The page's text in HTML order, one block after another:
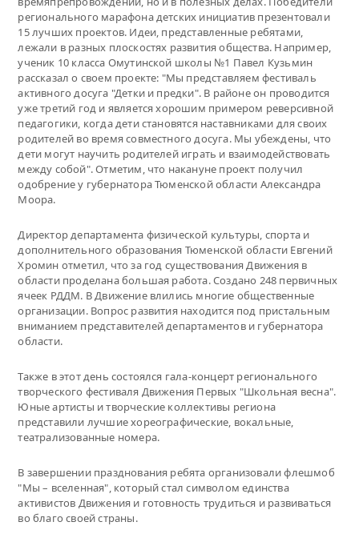
регионального марафона детских инициатив презентовали
15 лучших проектов. Идеи, представленные ребятами,
лежали в разных плоскостях развития общества. Например,
ученик 10 класса Омутинской школы №1 Павел Кузьмин
рассказал о своем проекте: "Мы представляем фестиваль
активного досуга "Детки и предки". В районе он проводится
уже третий год и является хорошим примером реверсивной
педагогики, когда дети становятся наставниками для своих
родителей во время совместного досуга. Мы убеждены, что
дети могут научить родителей играть и взаимодействовать
между собой". Отметим, что накануне проект получил
одобрение у губернатора Тюменской области Александра
Моора.
Директор департамента физической культуры, спорта и
дополнительного образования Тюменской области Евгений
Хромин отметил, что за год существования Движения в
области проделана большая работа. Создано 248 первичных
ячеек РДДМ. В Движение влились многие общественные
организации. Вопрос развития находится под пристальным
вниманием представителей департаментов и губернатора
области.
Также в этот день состоялся гала-концерт регионального
творческого фестиваля Движения Первых "Школьная весна".
Юные артисты и творческие коллективы региона
представили лучшие хореографические, вокальные,
театрализованные номера.
В завершении празднования ребята организовали флешмоб
"Мы – вселенная", который стал символом единства
активистов Движения и готовность трудиться и развиваться
во благо своей страны.